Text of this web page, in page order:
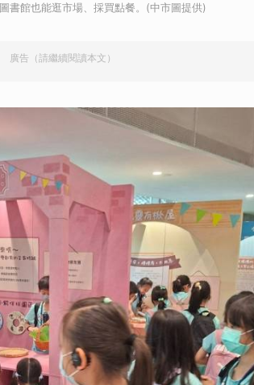
書館也能逛市場、採買點餐。(中市圖提供)
廣告（請繼續閱讀本文）